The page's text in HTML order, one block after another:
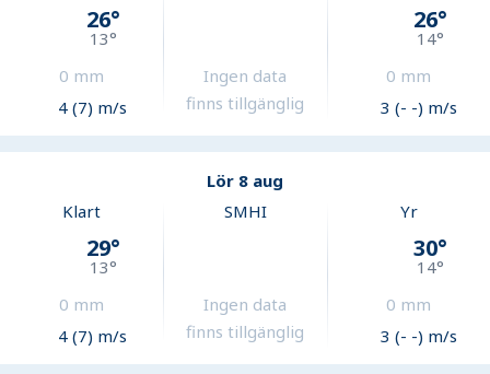
26°
13°
0 mm
4 (7) m/s
Ingen data
finns tillgänglig
26°
14°
0 mm
3 (- -) m/s
Lör 8 aug
Klart
29°
13°
0 mm
4 (7) m/s
SMHI
Ingen data
finns tillgänglig
Yr
30°
14°
0 mm
3 (- -) m/s